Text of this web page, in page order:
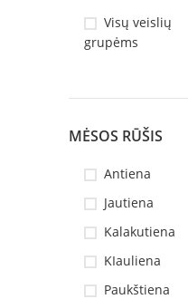
Visų veislių
grupėms
MĖSOS RŪŠIS
Antiena
Jautiena
Kalakutiena
KIauliena
Paukštiena